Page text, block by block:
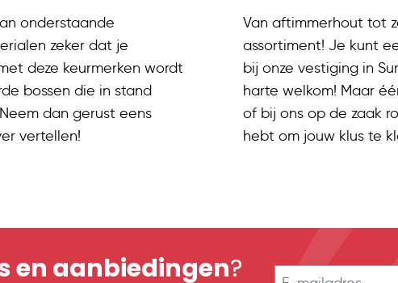
onderstaande
zeker dat je
deze keurmerken wordt
bossen die in stand
dan gerust eens
vertellen!
Van aftimmerhout tot
assortiment! Je kunt
bij onze vestiging in
harte welkom! Maar
of bij ons op de zaak
hebt om jouw klus te
en aanbiedingen? E-mailadres